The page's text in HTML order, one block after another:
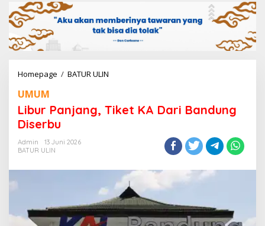
Homepage / BATUR ULIN
KA
Dari
UMUM
Libur Panjang, Tiket KA Dari Bandung
Diserbu
Admin
13 Juni 2026
BATUR ULIN